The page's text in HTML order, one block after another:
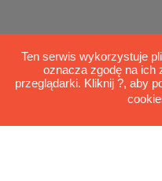
©
Ten serwis wykorzystuje
oznacza zgodę na ich
przeglądarki. Kliknij ?, aby